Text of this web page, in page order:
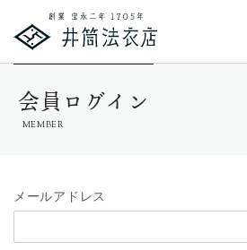
会員ログイン
MEMBER
メールアドレス